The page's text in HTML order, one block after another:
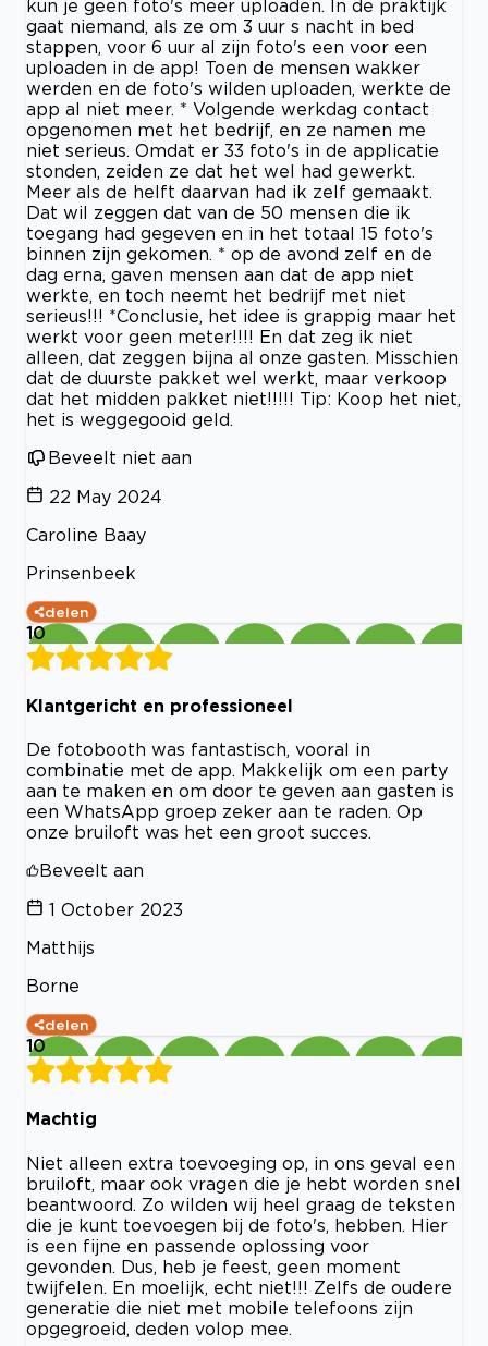
kun je geen foto's meer uploaden. In de praktijk
gaat niemand, als ze om 3 uur s nacht in bed
stappen, voor 6 uur al zijn foto's een voor een
uploaden in de app! Toen de mensen wakker
werden en de foto's wilden uploaden, werkte de
app al niet meer. * Volgende werkdag contact
opgenomen met het bedrijf, en ze namen me
niet serieus. Omdat er 33 foto's in de applicatie
stonden, zeiden ze dat het wel had gewerkt.
Meer als de helft daarvan had ik zelf gemaakt.
Dat wil zeggen dat van de 50 mensen die ik
toegang had gegeven en in het totaal 15 foto's
binnen zijn gekomen. * op de avond zelf en de
dag erna, gaven mensen aan dat de app niet
werkte, en toch neemt het bedrijf met niet
serieus!!! *Conclusie, het idee is grappig maar het
werkt voor geen meter!!!! En dat zeg ik niet
alleen, dat zeggen bijna al onze gasten. Misschien
dat de duurste pakket wel werkt, maar verkoop
dat het midden pakket niet!!!!! Tip: Koop het niet,
het is weggegooid geld.
Beveelt niet aan
22 May 2024
Caroline Baay
Prinsenbeek
delen
10
Klantgericht en professioneel
De fotobooth was fantastisch, vooral in
combinatie met de app. Makkelijk om een party
aan te maken en om door te geven aan gasten is
een WhatsApp groep zeker aan te raden. Op
onze bruiloft was het een groot succes.
Beveelt aan
1 October 2023
Matthijs
Borne
delen
10
Machtig
Niet alleen extra toevoeging op, in ons geval een
bruiloft, maar ook vragen die je hebt worden snel
beantwoord. Zo wilden wij heel graag de teksten
die je kunt toevoegen bij de foto's, hebben. Hier
is een fijne en passende oplossing voor
gevonden. Dus, heb je feest, geen moment
twijfelen. En moelijk, echt niet!!! Zelfs de oudere
generatie die niet met mobile telefoons zijn
opgegroeid, deden volop mee.